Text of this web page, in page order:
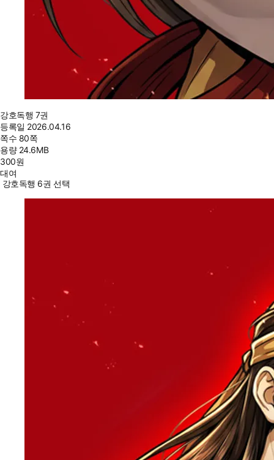
강호독행 7권
등록일 2026.04.16
쪽수 80쪽
용량 24.6MB
300원
대여
강호독행 6권 선택